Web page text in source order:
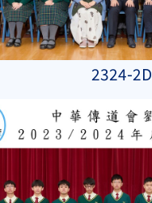
2324-2D